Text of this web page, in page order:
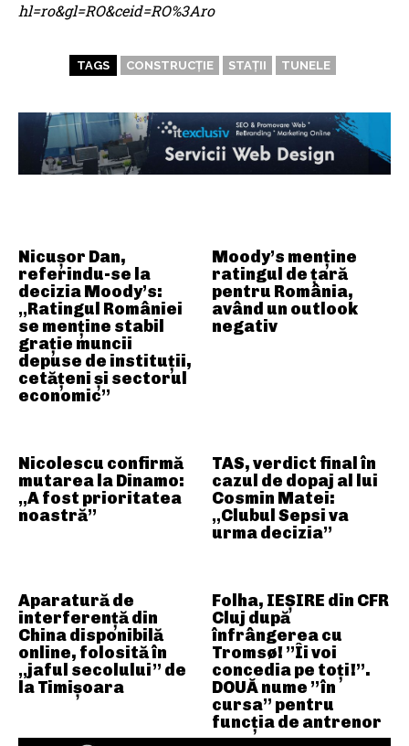
Nicușor Dan,
referindu-se la
decizia Moody’s:
„Ratingul României
se menține stabil
grație muncii
depuse de instituții,
cetățeni și sectorul
economic”
Moody’s menține
ratingul de țară
pentru România,
având un outlook
negativ
Nicolescu confirmă
mutarea la Dinamo:
„A fost prioritatea
noastră”
TAS, verdict final în
cazul de dopaj al lui
Cosmin Matei:
„Clubul Sepsi va
urma decizia”
Aparatură de
interferență din
China disponibilă
online, folosită în
„jaful secolului” de
la Timișoara
Folha, IEȘIRE din CFR
Cluj după
înfrângerea cu
Tromsø! ”Îi voi
concedia pe toți!”.
DOUĂ nume ”în
cursa” pentru
funcția de antrenor
hl=ro&gl=RO&ceid=RO%3Aro
TAGS CONSTRUCȚIE STAȚII TUNELE